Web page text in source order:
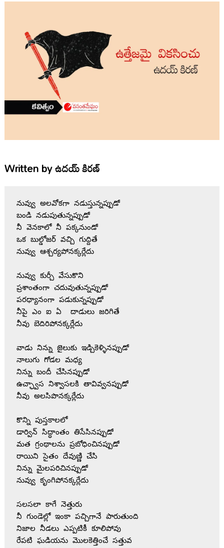
Written byఉదయ్ కిరణ్
నువ్వు అలవోకగా నడుస్తున్నప్పుడో
బండి నడుపుతున్నప్పుడో
నీ వెనకాలో నీ పక్కనుండో
ఒక బుల్డోజర్ వచ్చి గుద్దితే
నువ్వు ఆశ్చర్యపోనక్కర్లేదు
నువ్వు కుర్చీ వేసుకొని
ప్రశాంతంగా చదువుతున్నప్పుడో
పరధ్యానంగా పడుకున్నప్పుడో
నీపై ఎం ఐ ఏ  దాడులు జరిగితే
నీవు బెదిరిపోనక్కర్లేదు
వాడు నిన్ను జైలుకు ఇడ్చికెళ్ళినప్పుడో
నాలుగు గోడల మధ్య
నిన్ను బందీ చేసినప్పుడో
ఉచ్ఛ్వాస నిశ్వాసలకి తావివ్వనప్పుడో
నీవు అలసిపొనక్కర్లేదు
కొన్ని పుస్తకాలలో
డార్విన్ సిద్ధాంతం తిసేసినప్పుడో
మత గ్రంథాలను ప్రబోధించినప్పుడో
రాయిని సైతం దేవుణ్ణి చేసి
నిన్ను మైలపరిచినప్పుడో
నువ్వు కృంగిపోనక్కర్లేదు
సలసలా కాగే నెత్తురు
నీ గుండెల్లో ఇంకా పచ్చిగానే పారుతుంది
నిజాల నీడలు ఎప్పటికీ కూలిపోవు
రేపటి ఘడియను మొలకెత్తించే సత్తువ